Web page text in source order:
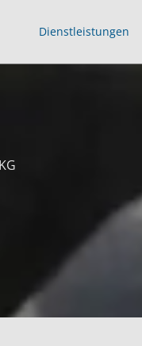
Dienstleistungen